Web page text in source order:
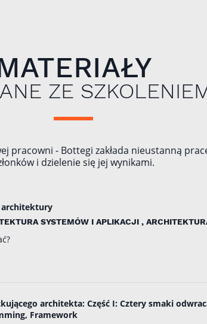
ZE
pracowni - Bottegi zakłada nieustanną
i dzielenie się jej wynikami.
architektury
SYSTEMÓW I APLIKACJI ,
architekta: Część I: Cztery smaki
Framework